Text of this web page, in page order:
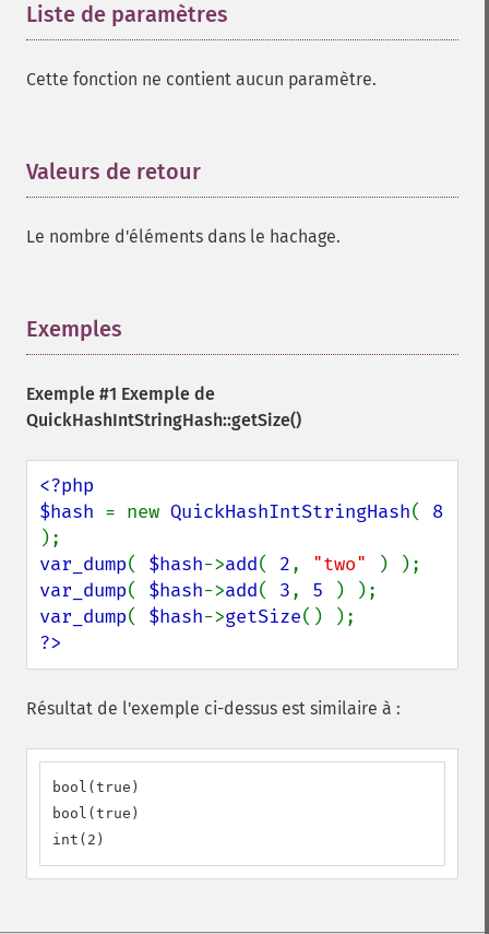
Liste de paramètres
Cette fonction ne contient aucun paramètre.
Valeurs de retour
Le nombre d'éléments dans le hachage.
Exemples
Exemple #1 Exemple de
QuickHashIntStringHash::getSize()
<?php
$hash = new QuickHashIntStringHash(
var_dump( $hash->add( 2, "two"
var_dump( $hash->add( 3, 5
var_dump( $hash->getSize
?>
Résultat de l'exemple ci-dessus est similaire à :
bool(true)
bool(true)
int(2)